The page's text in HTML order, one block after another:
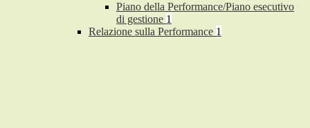
Piano della Performance/Piano esecutivo
di gestione 1
Relazione sulla Performance 1